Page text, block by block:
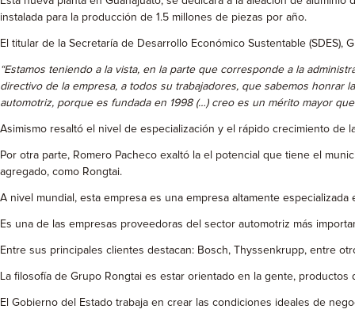
instalada para la producción de 1.5 millones de piezas por año.
El titular de la Secretaría de Desarrollo Económico Sustentable
“Estamos teniendo a la vista, en la parte que corresponde a la
directivo de la empresa, a todos su trabajadores, que sabemos
automotriz, porque es fundada en 1998 (…) creo es un mérito mayor
Asimismo resaltó el nivel de especialización y el rápido crecimiento
Por otra parte, Romero Pacheco exaltó la el potencial que tiene el
agregado, como Rongtai.
A nivel mundial, esta empresa es una empresa altamente
Es una de las empresas proveedoras del sector automotriz más
Entre sus principales clientes destacan: Bosch, Thyssenkrupp, entre
La filosofía de Grupo Rongtai es estar orientado en la gente,
El Gobierno del Estado trabaja en crear las condiciones ideales de